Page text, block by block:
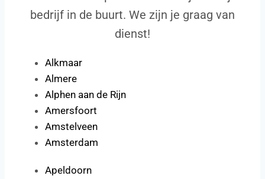
bedrijf in de buurt. We zijn je graag van
dienst!
Alkmaar
Almere
Alphen aan de Rijn
Amersfoort
Amstelveen
Amsterdam
Apeldoorn